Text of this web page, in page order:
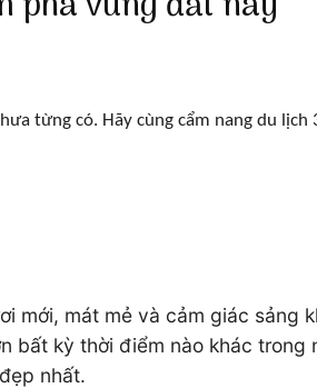
từng có. Hãy cùng cẩm nang du lịch
mát mẻ và cảm giác sảng
kỳ thời điểm nào khác
nhất.